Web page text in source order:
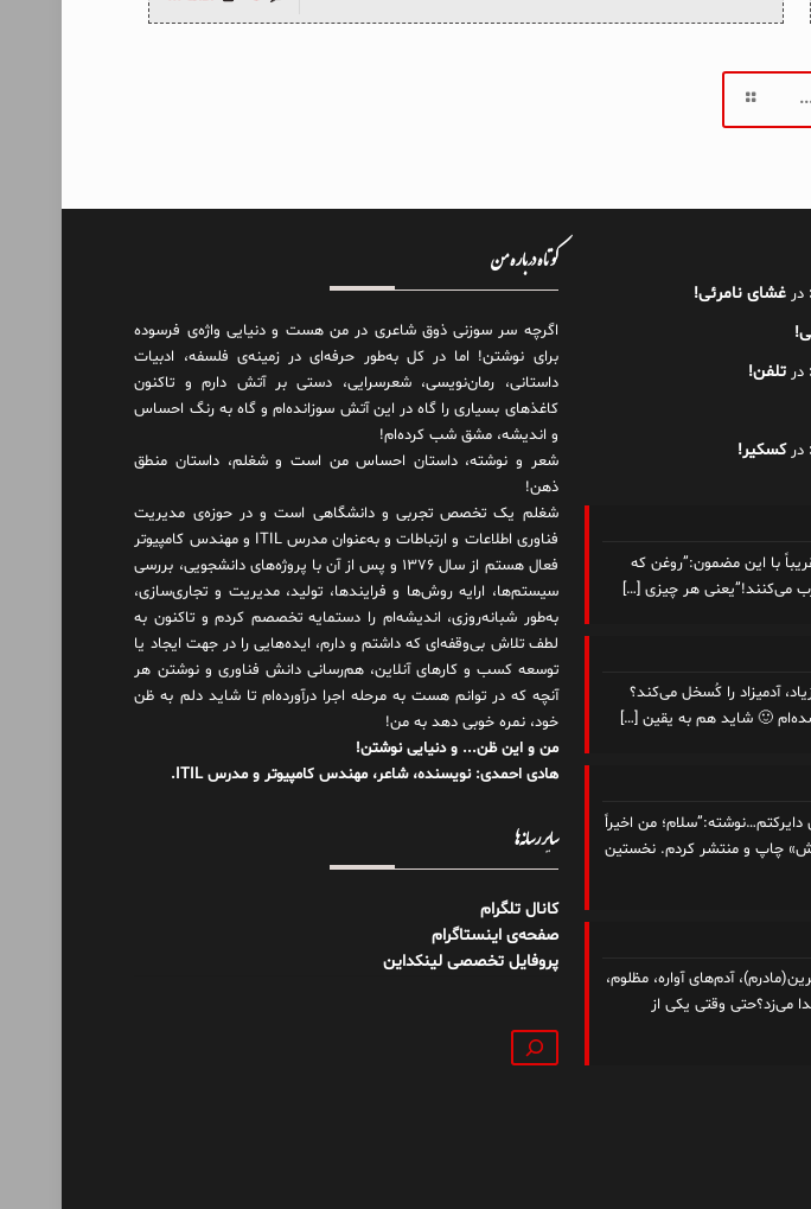
درغشای نامرئی!
درتلفن!
درکسکیر!
با این مضمون:”روغن که
می‌کنند!”یعنی هر چیزی […]
آدمیزاد را کُسخل می‌کند؟
🙂 شاید هم به یقین […]
من اخیراً
چاپ و‌ منتشر کردم. نخستین
آدم‌های آواره، مظلوم،
می‌زد؟حتی وقتی یکی از
کوتاه درباره من
اگرچه سر سوزنی ذوق شاعری در من هست و دنیایی واژه‌‌ی فرسوده
برای نوشتن! اما در کل به‌طور حرفه‌ای در زمینه‌ی فلسفه، ادبیات
داستانی، رمان‌نویسی، شعرسرایی، دستی بر آتش دارم و تاکنون
کاغذهای بسیاری را گاه در این آتش سوزانده‌ام و گاه به رنگ احساس
و اندیشه، مشق شب کرده‌ام!
شعر و نوشته، داستان احساس من است و شغلم، داستان منطق
ذهن!
شغلم یک تخصص تجربی و دانشگاهی است و در حوزه‌ی مدیریت
فناوری اطلاعات و ارتباطات و به‌عنوان مدرس ITIL و مهندس کامپیوتر
فعال هستم از سال ۱۳۷۶ و پس از آن با پروژه‌های دانشجویی، بررسی
سیستم‌ها، ارایه روش‌ها و فرایندها، تولید، مدیریت و تجاری‌سازی،
به‌طور شبانه‌روزی، اندیشه‌ام را دستمایه تخصصم کردم و تاکنون به
لطف تلاش بی‌وقفه‌ای که داشتم و دارم، اید‌ه‌هایی را در جهت ایجاد یا
توسعه کسب و کارهای آنلاین، هم‌رسانی دانش فناوری و نوشتن هر
آنچه که در توانم هست به مرحله اجرا درآورده‌ام تا شاید دلم به ظن
خود، نمره خوبی دهد به من!
من و این ظن... و دنیایی نوشتن!
هادی احمدی: نویسنده، شاعر، مهندس کامپیوتر و مدرس ITIL.
سایر رسانه‌ها
کانال تلگرام
صفحه‌ی اینستاگرام
پروفایل تخصصی لینکداین
جستجو